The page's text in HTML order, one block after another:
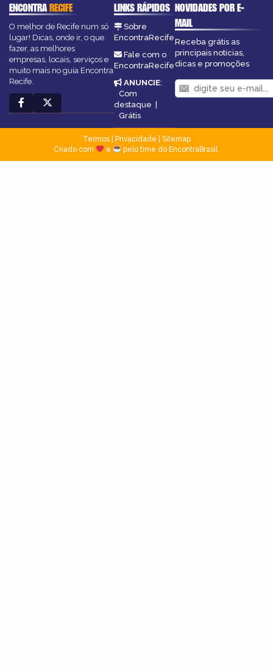
ENCONTRARECIFE
O melhor de Recife num só
lugar! Dicas, onde ir, o que
fazer, as melhores
empresas, locais, serviços e
muito mais no guia Encontra
Recife.
LINKS RÁPIDOS
Sobre
EncontraRecife
Fale com o
EncontraRecife
ANUNCIE:
Com
destaque |
Grátis
NOVIDADES POR E-
MAIL
Receba grátis as
principais notícias,
dicas e promoções
Termos| Privacidade
Sitemap
Criado com
e pelo time do EncontraBrasil